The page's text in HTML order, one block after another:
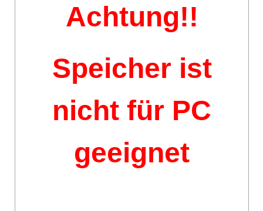
Achtung!!
Speicher ist
nicht für PC
geeignet